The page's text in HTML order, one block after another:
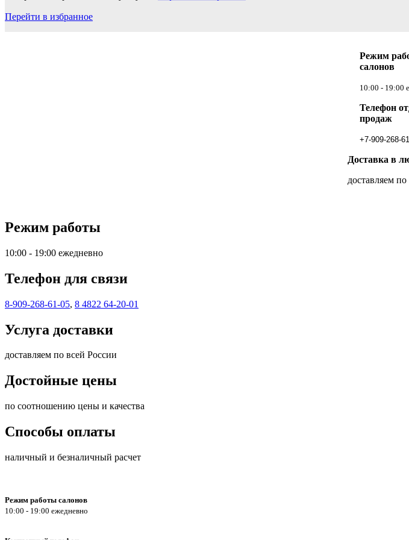
Перейти в избранное
Режим
салонов
10:00 - 19:00
Телефон
продаж
+7-909-268-
Доставка в
доставляем
Режим работы
10:00 - 19:00 ежедневно
Телефон для связи
8-909-268-61-05, 8 4822 64-20-01
Услуга доставки
доставляем по всей России
Достойные цены
по соотношению цены и качества
Способы оплаты
наличный и безналичный расчет
Режим работы салонов
10:00 - 19:00 ежедневно